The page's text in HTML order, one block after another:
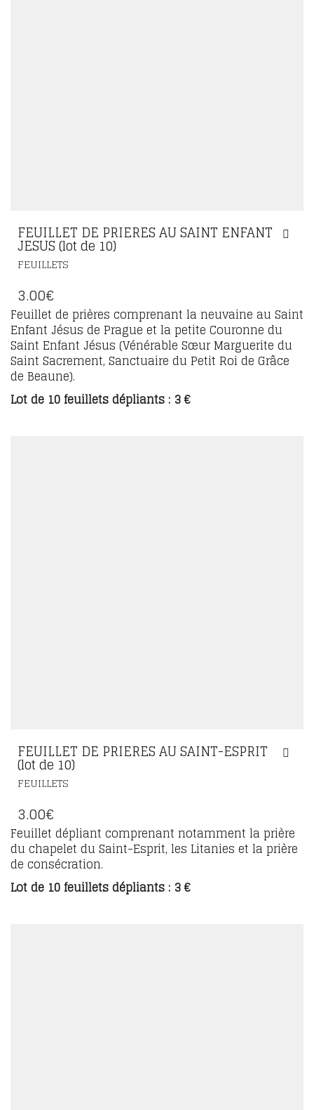
FEUILLET DE PRIERES AU SAINT ENFANT
JESUS (lot de 10)
FEUILLETS
3.00€
Feuillet de prières comprenant la neuvaine au Saint
Enfant Jésus de Prague et la petite Couronne du
Saint Enfant Jésus (Vénérable Sœur Marguerite du
Saint Sacrement, Sanctuaire du Petit Roi de Grâce
de Beaune).
Lot de 10 feuillets dépliants : 3 €
FEUILLET DE PRIERES AU SAINT-ESPRIT
(lot de 10)
FEUILLETS
3.00€
Feuillet dépliant comprenant notamment la prière
du chapelet du Saint-Esprit, les Litanies et la prière
de consécration.
Lot de 10 feuillets dépliants : 3 €